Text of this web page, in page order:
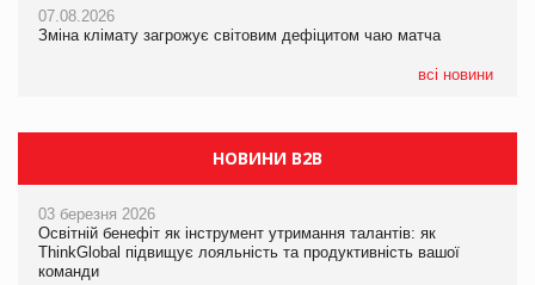
07.08.2026
Зміна клімату загрожує світовим дефіцитом чаю матча
всі новини
07.08.2026
Зміна клімату загрожує світовим дефіцитом чаю матча
Kraft Heinz скоротила збиток у першому півріччі
НОВИНИ B2B
03 березня 2026
Освітній бенефіт як інструмент утримання талантів: як
ThinkGlobal підвищує лояльність та продуктивність вашої
команди